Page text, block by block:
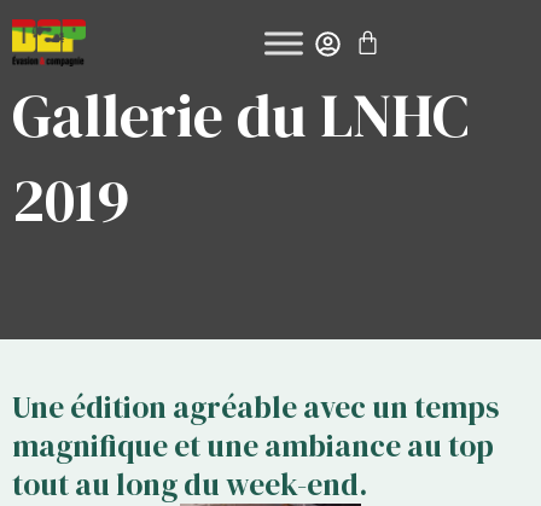
Aller
au
Gallerie du LNHC
2019
Une édition agréable avec un temps
magnifique et une ambiance au top
tout au long du week-end.